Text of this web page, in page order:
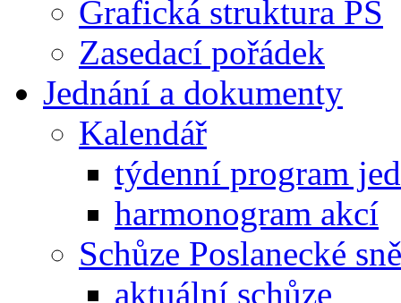
Grafická struktura PS
Zasedací pořádek
Jednání a dokumenty
Kalendář
týdenní program
harmonogram akcí
Schůze Poslanecké
aktuální schůze